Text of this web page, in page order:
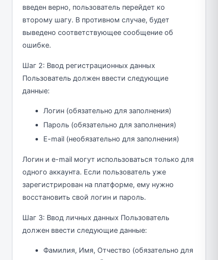
введен верно, пользователь перейдет ко
второму шагу. В противном случае, будет
выведено соответствующее сообщение об
ошибке.
Шаг 2: Ввод регистрационных данных
Пользователь должен ввести следующие
данные:
Логин (обязательно для заполнения)
Пароль (обязательно для заполнения)
E-mail (необязательно для заполнения)
Логин и e-mail могут использоваться только для
одного аккаунта. Если пользователь уже
зарегистрирован на платформе, ему нужно
восстановить свой логин и пароль.
Шаг 3: Ввод личных данных Пользователь
должен ввести следующие данные:
Фамилия, Имя, Отчество (обязательно для